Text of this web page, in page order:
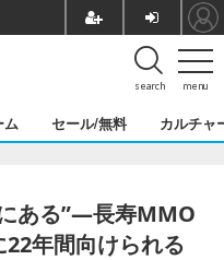
menu
search
ム セール/無料 カルチャ
ある”―長寿MMO
22年間向けられる